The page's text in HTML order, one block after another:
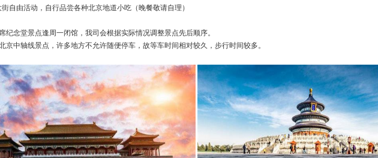
自由活动，自行品尝各种北京地道小吃（晚餐敬请自理）
纪念堂景点逢周一闭馆，我司会根据实际情况调整景点先后顺序。
京中轴线景点，许多地方不允许随便停车，故等车时间相对较久，步行时间较多。